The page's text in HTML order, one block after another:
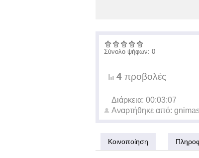
Σύνολο ψήφων: 0
4 προβολές
Διάρκεια: 00:03:07
Αναρτήθηκε από:
Κοινοποίηση